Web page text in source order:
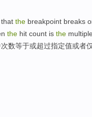
the breakpoint breaks
the hit count is the multiple
次数等于或超过指定值或者